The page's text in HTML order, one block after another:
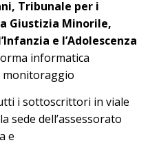
Tribunale per i
Giustizia Minorile,
e l’Adolescenza
informatica
monitoraggio
i sottoscrittori in viale
sede dell’assessorato
e